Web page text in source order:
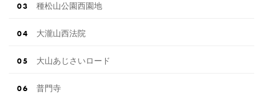
種松山公園西園地
大瀧山西法院
大山あじさいロード
普門寺